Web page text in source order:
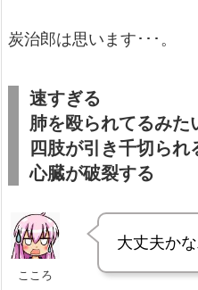
炭治郎は思います･･･。
速すぎる
肺を殴られてるみた
四肢が引き千切られ
心臓が破裂する
こころ
大丈夫か